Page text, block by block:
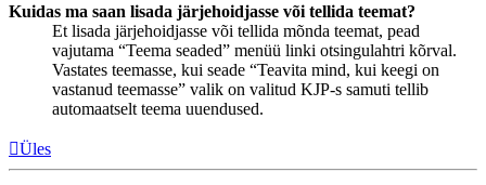
Kuidas ma saan lisada järjehoidjasse või tellida teemat?
Et lisada järjehoidjasse või tellida mõnda teemat, pead
vajutama “Teema seaded” menüü linki otsingulahtri kõrval.
Vastates teemasse, kui seade “Teavita mind, kui keegi on
vastanud teemasse” valik on valitud KJP-s samuti tellib
automaatselt teema uuendused.
Üles